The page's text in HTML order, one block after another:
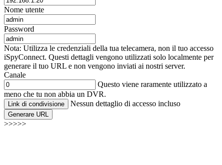
Nome utente
Password
Nota: Utilizza le credenziali della tua telecamera, non il tuo accesso
iSpyConnect. Questi dettagli vengono utilizzati solo localmente per
generare il tuo URL e non vengono inviati ai nostri server.
Canale
Questo viene raramente utilizzato a
meno che tu non abbia un DVR.
Link di condivisione Nessun dettaglio di accesso incluso
Generare URL
>>>>>